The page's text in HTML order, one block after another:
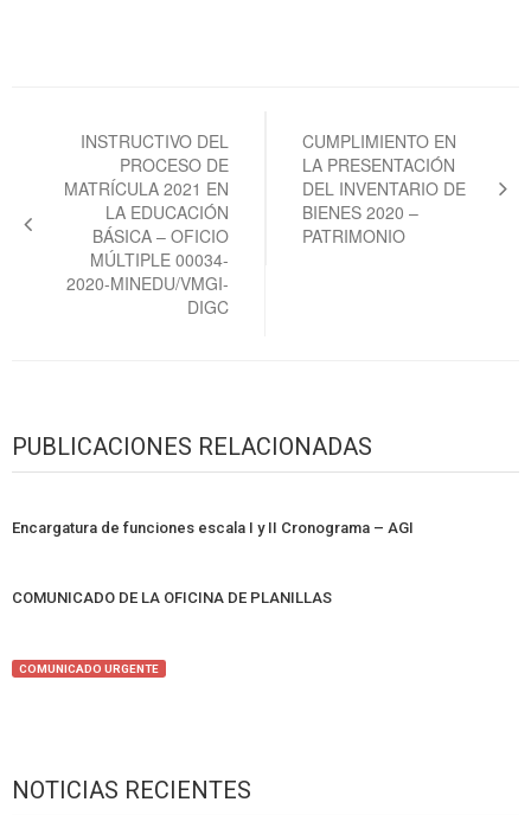
entradas
INSTRUCTIVO DEL
PROCESO DE
MATRÍCULA 2021 EN
LA EDUCACIÓN
BÁSICA – OFICIO
MÚLTIPLE 00034-
2020-MINEDU/VMGI-
DIGC
CUMPLIMIENTO EN
LA PRESENTACIÓN
DEL INVENTARIO DE
BIENES 2020 –
PATRIMONIO
PUBLICACIONES RELACIONADAS
Encargatura de funciones escala I y II Cronograma – AGI
COMUNICADO DE LA OFICINA DE PLANILLAS
COMUNICADO URGENTE
NOTICIAS RECIENTES